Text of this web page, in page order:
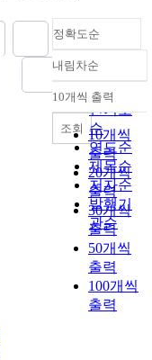
정확도순
정확도
순
인기도
순
연도순
제목순
저자순
발행기
관순
내림차순
내림차순
10개씩 출력
10개씩
출력
20개씩
출력
30개씩
출력
50개씩
출력
100개씩
출력
조회